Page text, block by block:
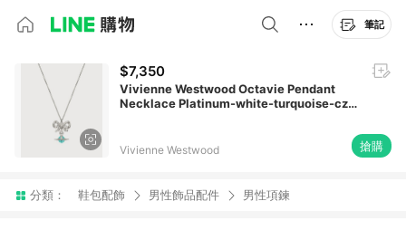
筆記
$7,350
Vivienne Westwood Octavie Pendant
Necklace Platinum-white-turquoise-cz
Vivienne Westwood 搶購
分類： 鞋包配飾 男性飾品配件 男性項鍊